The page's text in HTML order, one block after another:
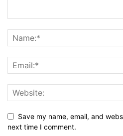
Save my name, email, and
next time I comment.